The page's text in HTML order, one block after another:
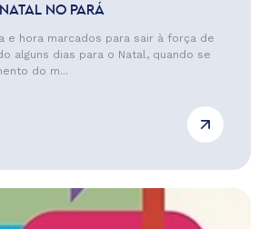
NO PARÁ
e hora marcados para sair à força de
alguns dias para o Natal, quando se
do m...